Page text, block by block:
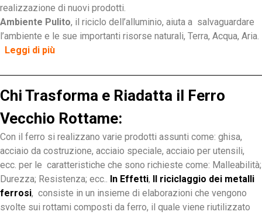
realizzazione di nuovi prodotti.
Ambiente Pulito, il riciclo dell’alluminio, aiuta a salvaguardare
l’ambiente e le sue importanti risorse naturali, Terra, Acqua, Aria.
Leggi di più
Chi Trasforma e Riadatta il Ferro
Vecchio Rottame:
Con il ferro si realizzano varie prodotti assunti come: ghisa,
acciaio da costruzione, acciaio speciale, acciaio per utensili,
ecc. per le caratteristiche che sono richieste come: Malleabilità;
Durezza; Resistenza; ecc.. In Effetti, Il riciclaggio dei metalli
ferrosi, consiste in un insieme di elaborazioni che vengono
svolte sui rottami composti da ferro, il quale viene riutilizzato